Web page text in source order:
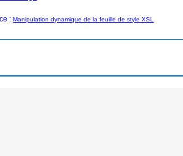
:Manipulation dynamique de la feuille de style XSL